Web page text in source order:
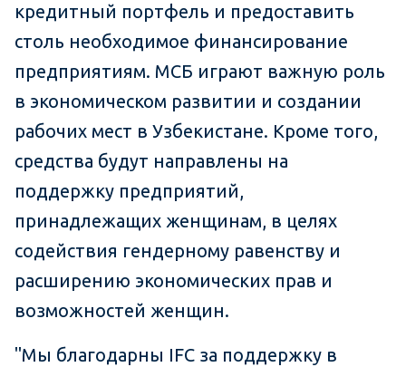
кредитный портфель и предоставить
столь необходимое финансирование
предприятиям. МСБ играют важную роль
в экономическом развитии и создании
рабочих мест в Узбекистане. Кроме того,
средства будут направлены на
поддержку предприятий,
принадлежащих женщинам, в целях
содействия гендерному равенству и
расширению экономических прав и
возможностей женщин.
"Мы благодарны IFC за поддержку в